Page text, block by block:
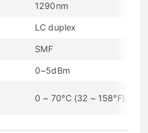
1290nm
LC duplex
SMF
0~5dBm
0 ~ 70°C (32 ~ 158°F)